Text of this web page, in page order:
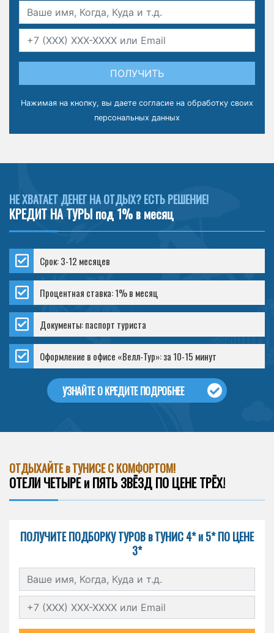
ПОЛУЧИТЬ
Нажимая на кнопку, вы даете согласие на обработку своих
персональных данных
НЕ ХВАТАЕТ ДЕНЕГ НА ОТДЫХ? ЕСТЬ РЕШЕНИЕ!
КРЕДИТ НА ТУРЫ под 1% в месяц
Срок: 3-12 месяцев
Процентная ставка: 1% в месяц
Документы: паспорт туриста
Оформление в офисе «Велл-Тур»: за 10-15 минут
УЗНАЙТЕ О КРЕДИТЕ ПОДРОБНЕЕ
ОТДЫХАЙТЕ в ТУНИСЕ С КОМФОРТОМ!
ОТЕЛИ ЧЕТЫРЕ и ПЯТЬ ЗВЁЗД ПО ЦЕНЕ ТРЁХ!
ПОЛУЧИТЕ ПОДБОРКУ ТУРОВ в ТУНИС 4* и 5* ПО ЦЕНЕ
3*